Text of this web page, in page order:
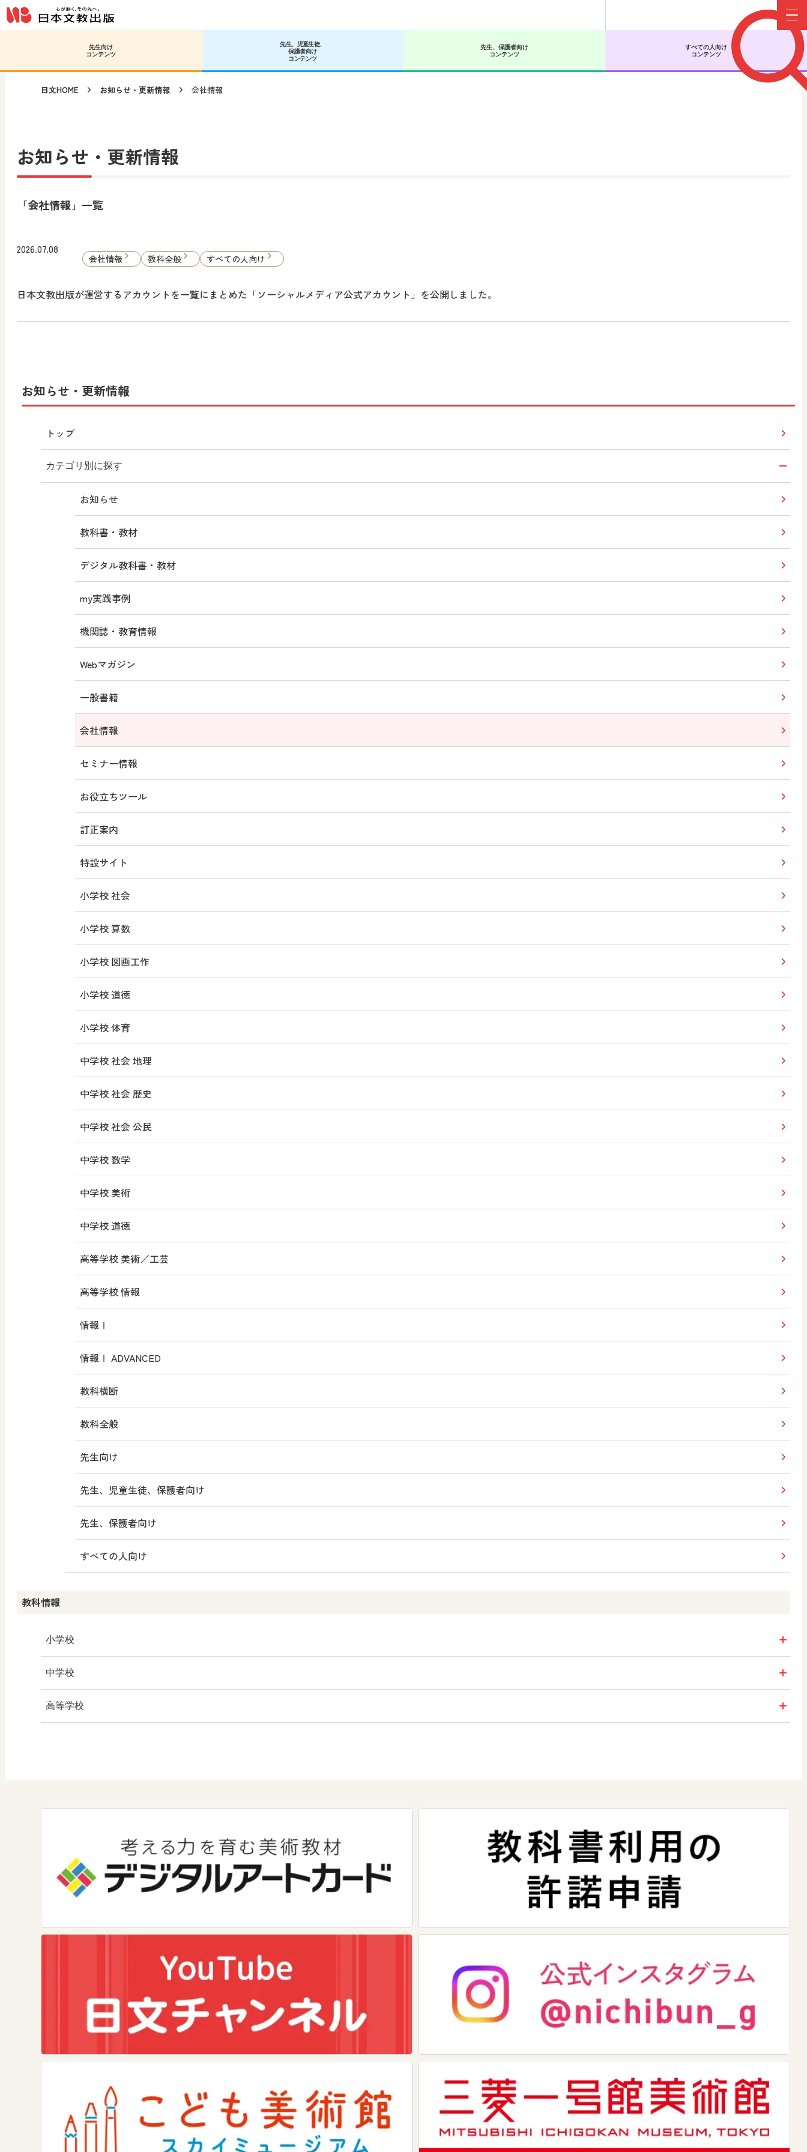
メインコンテンツへ移動
サブコンテンツへ移動
先生向け
コンテンツ
先生、児童生徒、
保護者向け
コンテンツ
先生、保護者向け
コンテンツ
すべての人向け
コンテンツ
日文HOME お知らせ・更新情報 会社情報
お知らせ・更新情報
「会社情報」一覧
2026.07.08
会社情報 教科全般 すべての人向け
日本文教出版が運営するアカウントを一覧にまとめた「ソーシャルメディア公式アカウント」を公開しました。
お知らせ・更新情報
トップ
カテゴリ別に探す
お知らせ
教科書・教材
デジタル教科書・教材
my実践事例
機関誌・教育情報
Webマガジン
一般書籍
会社情報
セミナー情報
お役立ちツール
訂正案内
特設サイト
小学校 社会
小学校 算数
小学校 図画工作
小学校 道徳
小学校 体育
中学校 社会 地理
中学校 社会 歴史
中学校 社会 公民
中学校 数学
中学校 美術
中学校 道徳
高等学校 美術／工芸
高等学校 情報
情報Ⅰ
情報Ⅰ ADVANCED
教科横断
教科全般
先生向け
先生、児童生徒、保護者向け
先生、保護者向け
すべての人向け
教科情報
小学校
算数
中学校
社会 地理
数学
道徳
高等学校